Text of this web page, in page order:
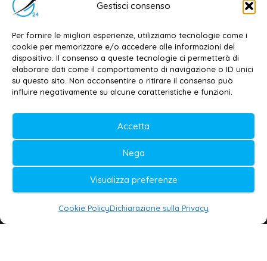
Gestisci consenso
Per fornire le migliori esperienze, utilizziamo tecnologie come i
cookie per memorizzare e/o accedere alle informazioni del
dispositivo. Il consenso a queste tecnologie ci permetterà di
elaborare dati come il comportamento di navigazione o ID unici
su questo sito. Non acconsentire o ritirare il consenso può
influire negativamente su alcune caratteristiche e funzioni.
Accetta
Nega
Visualizza preferenze
Cookie PolicyDichiarazione sulla Privacy
Dott. Daniele G. Masciullo
Email: redazione@galatina24.it
Contatti –Disclaimer
Privacy policy –Cookie policy
Testata iscritta al n. 11/2020 Registro della
Stampa Tribunale di Lecce
Editore e direttore responsabile:
Daniele G. Masciullo